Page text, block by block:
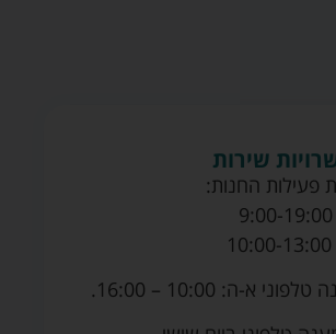
שירות
פעילות החנות:
א-ה: 10:00 – 16:00.